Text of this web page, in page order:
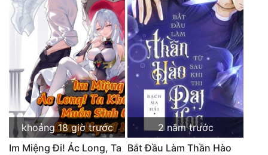
Võ Hiệp
Xuyên Không
Xuyên Nhanh
Xuyên Sách
Xuyên Thư
khoảng 18 giờ trước
Im Miệng Đi! Ác Long, Ta
2 năm trước
Bắt Đầu Làm Thần Hào